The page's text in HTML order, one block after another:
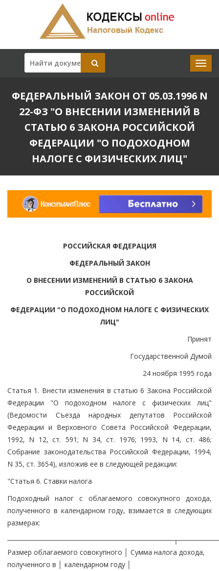
ФЕДЕРАЛЬНЫЙ ЗАКОН ОТ 05.03.1996 N
22-ФЗ "О ВНЕСЕНИИ ИЗМЕНЕНИЙ В
СТАТЬЮ 6 ЗАКОНА РОССИЙСКОЙ
ФЕДЕРАЦИИ "О ПОДОХОДНОМ
НАЛОГЕ С ФИЗИЧЕСКИХ ЛИЦ"
РОССИЙСКАЯ ФЕДЕРАЦИЯ
ФЕДЕРАЛЬНЫЙ ЗАКОН
О ВНЕСЕНИИ ИЗМЕНЕНИЙ В СТАТЬЮ 6 ЗАКОНА
РОССИЙСКОЙ
ФЕДЕРАЦИИ "О ПОДОХОДНОМ НАЛОГЕ С ФИЗИЧЕСКИХ
ЛИЦ"
Принят
Государственной Думой
24 ноября 1995 года
Статья 1. Внести изменения в статью 6 Закона Российской
Федерации "О подоходном налоге с физических лиц"
(Ведомости Съезда народных депутатов Российской
Федерации и Верховного Совета Российской Федерации,
1992, N 12, ст. 591; N 34, ст. 1976; 1993, N 14, ст. 486;
Собрание законодательства Российской Федерации, 1994,
N 35, ст. 3654), изложив ее в следующей редакции:
"Статья 6. Ставки налога
Подоходный налог с облагаемого совокупного дохода,
полученного в календарном году, взимается в следующих
размерах:
Размер облагаемого совокупного │ Сумма налога дохода,
полученного в │ календарном году │